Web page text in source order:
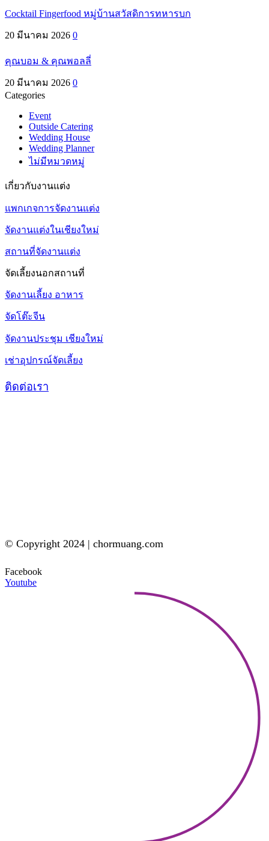
Cocktail Fingerfood หมู่บ้านสวัสดิการทหารบก
20 มีนาคม 2026 0
คุณบอม & คุณพอลลี่
20 มีนาคม 2026 0
Categories
Event
Outside Catering
Wedding House
Wedding Planner
ไม่มีหมวดหมู่
เกี่ยวกับงานแต่ง
แพกเกจการจัดงานแต่ง
จัดงานแต่งในเชียงใหม่
สถานที่จัดงานแต่ง
จัดเลี้ยงนอกสถานที่
จัดงานเลี้ยง อาหาร
จัดโต๊ะจีน
จัดงานประชุม เชียงใหม่
เช่าอุปกรณ์จัดเลี้ยง
ติดต่อเรา
© Copyright 2024 | chormuang.com
Facebook
Youtube